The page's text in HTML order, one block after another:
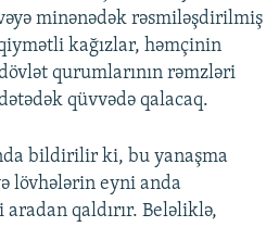
minənədək rəsmiləşdirilmiş
kağızlar, həmçinin
qurumlarının rəmzləri
qüvvədə qalacaq.
bildirilir ki, bu yanaşma
lövhələrin eyni anda
qaldırır. Beləliklə,